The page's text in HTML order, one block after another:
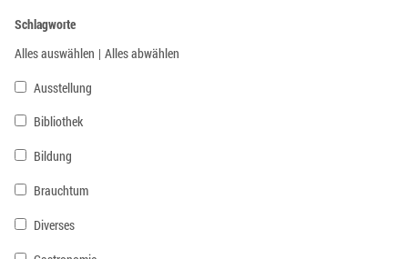
Schlagworte
Alles auswählen | Alles abwählen
Ausstellung
Bibliothek
Bildung
Brauchtum
Diverses